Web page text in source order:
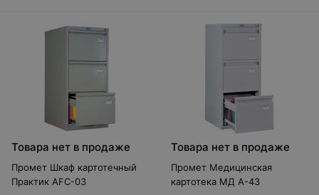
Товара нет в продаже
Промет Шкаф картотечный
Практик AFC-03
Товара нет в продаже
Промет Медицинская
картотека МД A-43